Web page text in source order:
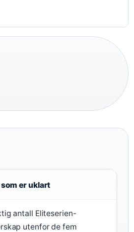
er uklart
antall Eliteserien-
utenfor de fem